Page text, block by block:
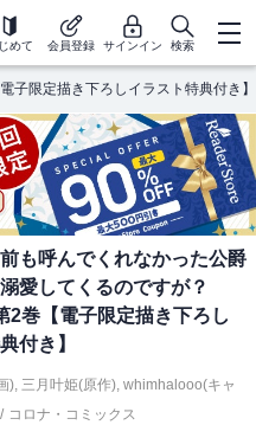
めて 会員登録 サインイン 検索
子限定描き下ろしイラスト特典付き】
も呼んでくれなかった公爵
愛してくるのですが？
2巻【電子限定描き下ろし
付き】
), 三月叶姫(原作), whimhalooo(キャ
/ コロナ・コミックス